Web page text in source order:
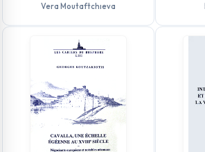
Vera Moutaftchıeva